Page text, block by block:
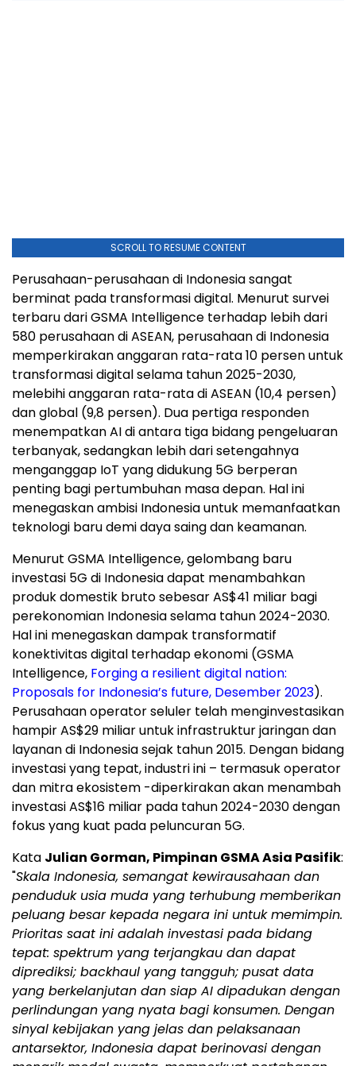
SCROLL TO RESUME CONTENT
Perusahaan-perusahaan di Indonesiasangat
berminat pada transformasi digital. Menurut survei
terbaru dari GSMA Intelligence terhadap lebih dari
580 perusahaan di ASEAN, perusahaan di Indonesia
memperkirakan anggaran rata-rata 10 persen untuk
transformasi digital selama tahun 2025-2030,
melebihi anggaran rata-rata di ASEAN (10,4 persen)
dan global (9,8 persen). Dua pertiga responden
menempatkanAI diantara tiga bidang pengeluaran
terbanyak, sedangkan lebih dari setengahnya
menganggap IoT yang didukung 5G berperan
penting bagi pertumbuhan masa depan. Hal ini
menegaskan ambisi Indonesiauntuk memanfaatkan
teknologi baru demi daya saing dan keamanan.
Menurut GSMA Intelligence, gelombang baru
investasi 5G di Indonesiadapat menambahkan
produk domestik bruto sebesar AS$41 miliar bagi
perekonomian Indonesiaselama tahun 2024-2030.
Hal ini menegaskan dampak transformatif
konektivitas digital terhadap ekonomi (GSMA
Intelligence, Forging a resilient digital nation:
Proposals for Indonesia’s future, Desember 2023).
Perusahaan operator seluler telah menginvestasikan
hampir AS$29 miliar untuk infrastruktur jaringan dan
layanan di Indonesiasejak tahun 2015. Dengan bidang
investasi yang tepat, industri ini – termasuk operator
dan mitra ekosistem -diperkirakan akan menambah
investasi AS$16 miliar pada tahun 2024-2030 dengan
fokus yang kuat pada peluncuran 5G.
Kata Julian Gorman, Pimpinan GSMA Asia Pasifik:
"Skala Indonesia, semangat kewirausahaan dan
penduduk usia muda yang terhubung memberikan
peluang besar kepada negara ini untuk memimpin.
Prioritas saat ini adalah investasi pada bidang
tepat: spektrum yang terjangkau dan dapat
diprediksi; backhaul yang tangguh; pusat data
yang berkelanjutan dan siap AI dipadukan dengan
perlindungan yang nyata bagi konsumen. Dengan
sinyal kebijakan yang jelas dan pelaksanaan
antarsektor, Indonesia dapat berinovasi dengan